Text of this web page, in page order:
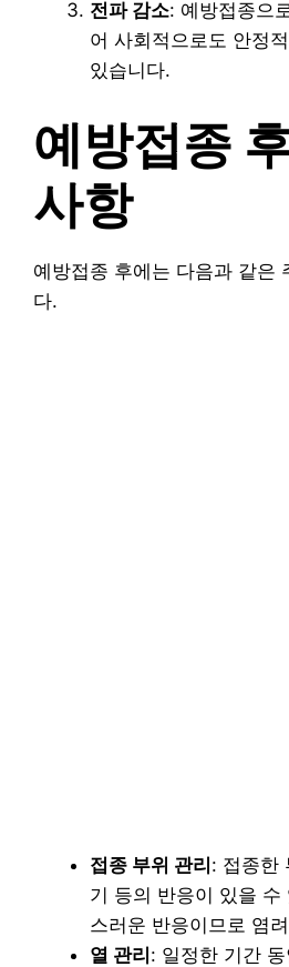
전파 감소: 예방접종으
어 사회적으로도 안정
있습니다.
예방접종
사항
예방접종 후에는 다음과 같은
다.
접종 부위 관리 : 접종한
기 등의 반응이 있을 수
스러운 반응이므로 염
열 관리 : 일정한 기간